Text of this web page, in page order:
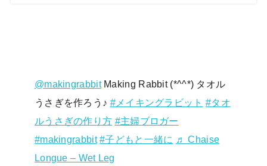
@makingrabbitMaking Rabbit (*^^*) タオル
うさぎを作ろう♪ #メイキングラビット #タオ
ルうさぎの作り方 #主婦ブロガー
#makingrabbit #子どもと一緒に
♬ Chaise
Longue – Wet Leg